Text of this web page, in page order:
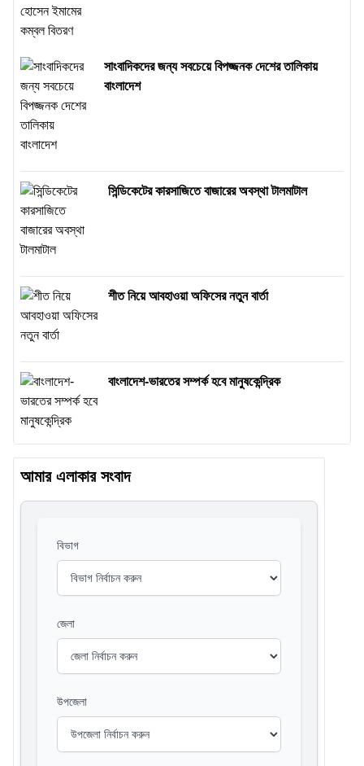
সাংবাদিকদের জন্য সবচেয়ে বিপজ্জনক দেশের তালিকায়
বাংলাদেশ
সিন্ডিকেটের কারসাজিতে বাজারের অবস্থা টালমাটাল
শীত নিয়ে আবহাওয়া অফিসের নতুন বার্তা
বাংলাদেশ-ভারতের সম্পর্ক হবে মানুষকেন্দ্রিক
আমার এলাকার সংবাদ
বিভাগ
জেলা
উপজেলা